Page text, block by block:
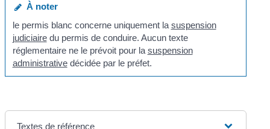
À noter
le permis blanc concerne uniquement la suspension
judiciairedu permis de conduire. Aucun texte
réglementaire ne le prévoit pour la suspension
administrativedécidée par le préfet.
Textes de référence